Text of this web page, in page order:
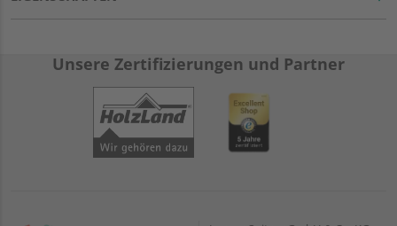
Unsere Zertifizierungen und Partner